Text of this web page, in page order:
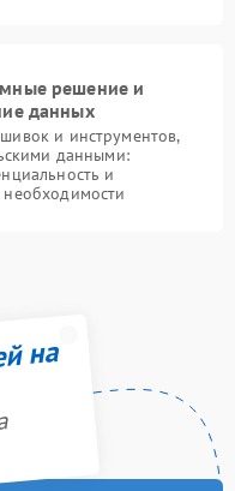
решение и
данных
и инструментов,
данными:
и
на